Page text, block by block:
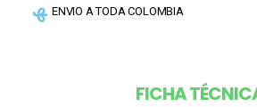
ENVIO A TODA COLOMBIA
FICHA